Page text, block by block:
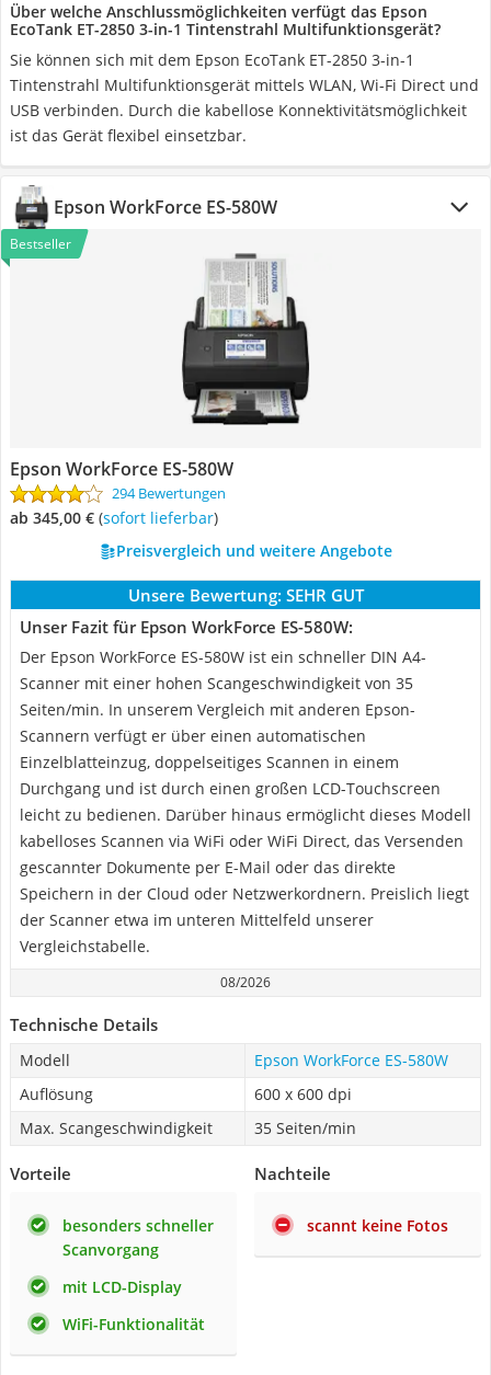
Über welche Anschlussmöglichkeiten verfügt das Epson
EcoTank ET-2850 3-in-1 Tintenstrahl Multifunktionsgerät?
Sie können sich mit dem Epson EcoTank ET-2850 3-in-1
Tintenstrahl Multifunktionsgerät mittels WLAN, Wi-Fi Direct und
USB verbinden. Durch die kabellose Konnektivitätsmöglichkeit
ist das Gerät flexibel einsetzbar.
Epson WorkForce ES-580W
Bestseller
Epson WorkForce ES-580W
294 Bewertungen
ab 345,00 € ( Sofort lieferbar)
Preisvergleich und weitere Angebote
Unsere Bewertung: SEHR GUT
Unser Fazit für Epson WorkForce ES-580W:
Der Epson WorkForce ES-580W ist ein schneller DIN A4-
Scanner mit einer hohen Scangeschwindigkeit von 35
Seiten/min. In unserem Vergleich mit anderen Epson-
Scannern verfügt er über einen automatischen
Einzelblatteinzug, doppelseitiges Scannen in einem
Durchgang und ist durch einen großen LCD-Touchscreen
leicht zu bedienen. Darüber hinaus ermöglicht dieses Modell
kabelloses Scannen via WiFi oder WiFi Direct, das Versenden
gescannter Dokumente per E-Mail oder das direkte
Speichern in der Cloud oder Netzwerkordnern. Preislich liegt
der Scanner etwa im unteren Mittelfeld unserer
Vergleichstabelle.
08/2026
Technische Details
Modell
Epson WorkForce ES-580W
Auflösung
600 x 600 dpi
Max. Scangeschwindigkeit
35 Seiten/min
Vorteile
besonders schneller
Scanvorgang
mit LCD-Display
WiFi-Funktionalität
Nachteile
scannt keine Fotos